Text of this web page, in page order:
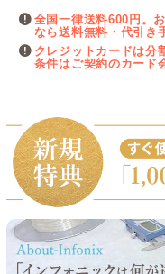
全国一律送料600円。
なら送料無料・代引き
クレジットカードは分
条件はご契約のカード